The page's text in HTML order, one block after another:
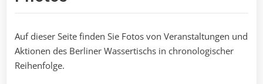
Auf dieser Seite finden Sie Fotos von Veranstaltungen und
Aktionen des Berliner Wassertischs in chronologischer
Reihenfolge.